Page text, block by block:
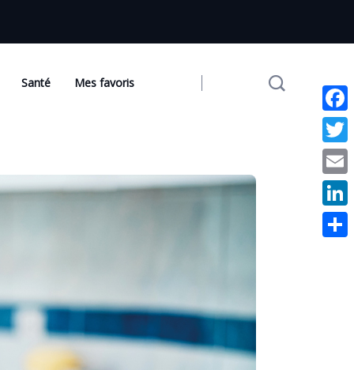
Santé Mes favoris
Twitter
Email